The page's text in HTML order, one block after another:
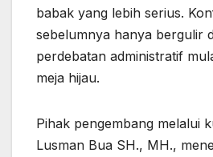
babak yang lebih serius.
sebelumnya hanya bergulir
perdebatan administratif
meja hijau.
Pihak pengembang melalui
Lusman Bua SH., MH.,